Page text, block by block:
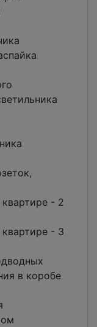
- 2
- 3
в коробе